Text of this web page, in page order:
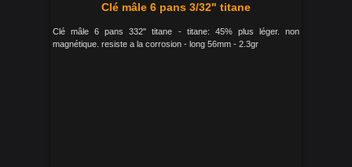
Clé mâle 6 pans 3/32" titane
Clé mâle 6 pans 332" titane - titane: 45% plus léger. non
magnétique. resiste a la corrosion - long 56mm - 2.3gr